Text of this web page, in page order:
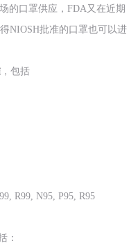
的口罩供应，FDA又在近期
NIOSH批准的口罩也可以进
，包括
R99, N95, P95, R95
：